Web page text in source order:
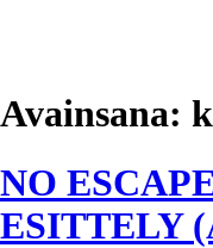
Avainsana:
NO
ESITTELY